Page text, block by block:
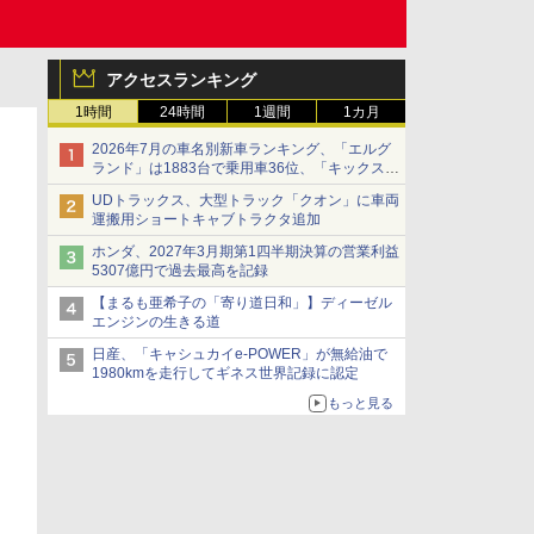
アクセスランキング
1時間 24時間 1週間 1カ月
2026年7月の車名別新車ランキング、「エルグ
ランド」は1883台で乗用車36位、「キックス」
は2591台で27位に
UDトラックス、大型トラック「クオン」に車両
運搬用ショートキャブトラクタ追加
ホンダ、2027年3月期第1四半期決算の営業利益
5307億円で過去最高を記録
【まるも亜希子の「寄り道日和」】ディーゼル
エンジンの生きる道
日産、「キャシュカイe-POWER」が無給油で
1980kmを走行してギネス世界記録に認定
もっと見る